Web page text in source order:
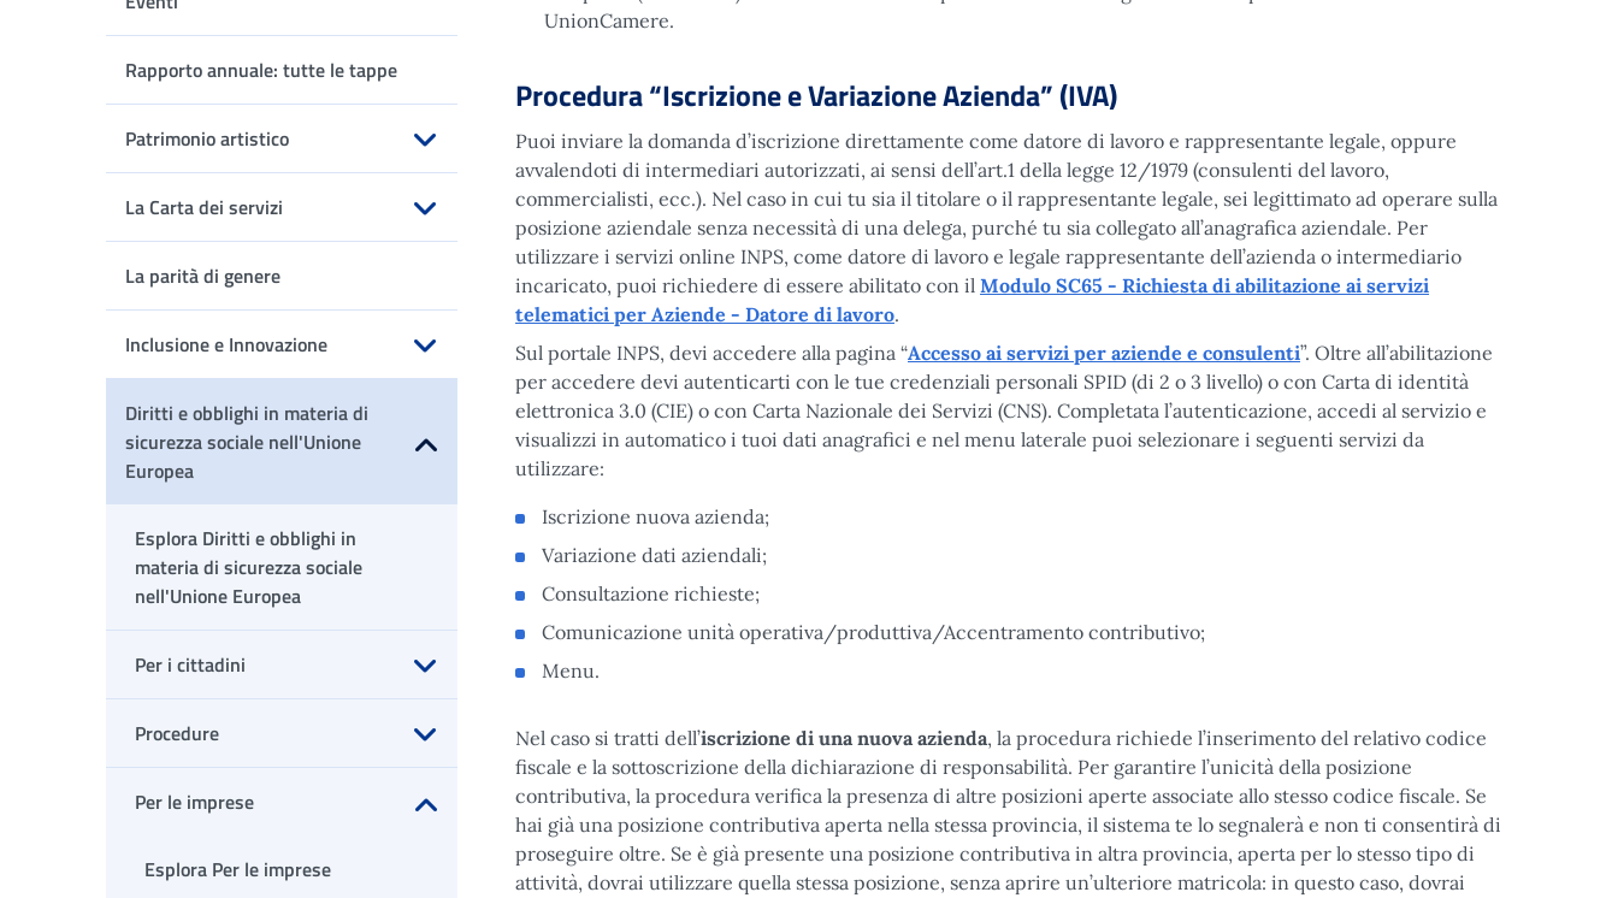
Rapporto annuale: tutte le tappe
Patrimonio artistico
Apri sottomenu
La Carta dei servizi
Apri sottomenu
La parità di genere
Inclusione e Innovazione
Apri sottomenu
Diritti e obblighi in materia di
sicurezza sociale nell'Unione
Europea
Apri sottomenu
Esplora Diritti e obblighi in
materia di sicurezza sociale
nell'Unione Europea
Per i cittadini
Apri sottomenu
Procedure
Apri sottomenu
Per le imprese
Esplora Per le imprese
UnionCamere.
Procedura “Iscrizione e Variazione Azienda” (IVA)
Puoi inviare la domanda d’iscrizione direttamente come datore di lavoro e rappresentante legale, oppure
avvalendoti di intermediari autorizzati, ai sensi dell’art.1 della legge 12/1979 (consulenti del lavoro,
commercialisti, ecc.). Nel caso in cui tu sia il titolare o il rappresentante legale, sei legittimato ad operare sulla
posizione aziendale senza necessità di una delega, purché tu sia collegato all’anagrafica aziendale. Per
utilizzare i servizi online INPS, come datore di lavoro e legale rappresentante dell’azienda o intermediario
incaricato, puoi richiedere di essere abilitato con il Modulo SC65 - Richiesta di abilitazione ai servizi
telematici per Aziende - Datore di lavoro.
Sul portale INPS, devi accedere alla pagina “Accesso ai servizi per aziende e consulenti”. Oltre all’abilitazione
per accedere devi autenticarti con le tue credenziali personali SPID (di 2 o 3 livello) o con Carta di identità
elettronica 3.0 (CIE) o con Carta Nazionale dei Servizi (CNS). Completata l’autenticazione, accedi al servizio e
visualizzi in automatico i tuoi dati anagrafici e nel menu laterale puoi selezionare i seguenti servizi da
utilizzare:
Iscrizione nuova azienda;
Variazione dati aziendali;
Consultazione richieste;
Comunicazione unità operativa/produttiva/Accentramento contributivo;
Menu.
Nel caso si tratti dell’iscrizione di una nuova azienda, la procedura richiede l’inserimento del relativo codice
fiscale e la sottoscrizione della dichiarazione di responsabilità. Per garantire l’unicità della posizione
contributiva, la procedura verifica la presenza di altre posizioni aperte associate allo stesso codice fiscale. Se
hai già una posizione contributiva aperta nella stessa provincia, il sistema te lo segnalerà e non ti consentirà di
proseguire oltre. Se è già presente una posizione contributiva in altra provincia, aperta per lo stesso tipo di
attività, dovrai utilizzare quella stessa posizione, senza aprire un’ulteriore matricola: in questo caso, dovrai